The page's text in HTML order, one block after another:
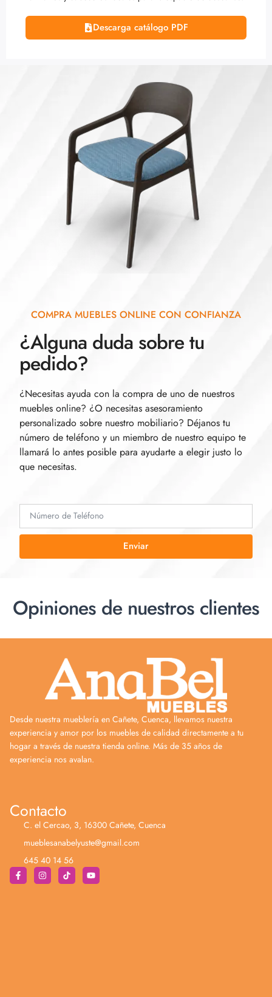
Descarga catálogo PDF
COMPRA MUEBLES ONLINE CON CONFIANZA
¿Alguna duda sobre tu
pedido?
¿Necesitas ayuda con la compra de uno de nuestros
muebles online? ¿O necesitas asesoramiento
personalizado sobre nuestro mobiliario? Déjanos tu
número de teléfono y un miembro de nuestro equipo te
llamará lo antes posible para ayudarte a elegir justo lo
que necesitas.
Enviar
Opiniones de nuestros clientes
Desde nuestra mueblería en Cañete, Cuenca, llevamos nuestra
experiencia y amor por los muebles de calidad directamente a tu
hogar a través de nuestra tienda online. Más de 35 años de
experiencia nos avalan.
Contacto
C. el Cercao, 3, 16300 Cañete, Cuenca
mueblesanabelyuste@gmail.com
645 40 14 56